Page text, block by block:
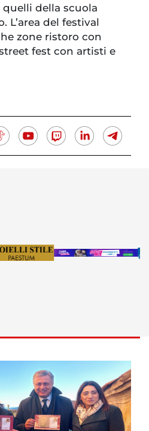
della scuola
L’area del festival
zone ristoro con
fest con artisti e